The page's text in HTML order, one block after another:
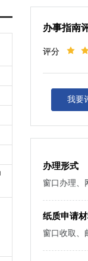
办事指南
评分
我要
办理形式
窗口办理、
纸质申请
窗口收取、